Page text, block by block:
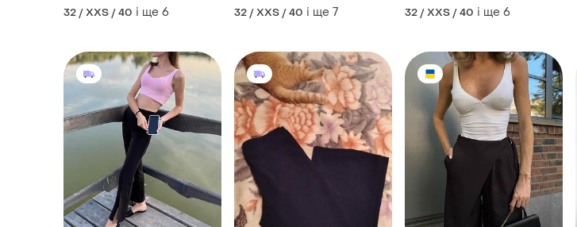
350 грн -15%
ZARA
Брюки прямого крою
233 грн
245 грн
розпродаж до 09 серп
Брюки вільного крою
850 грн 1
Брюки ідеального крою
32 / XXS / 40 і ще 5